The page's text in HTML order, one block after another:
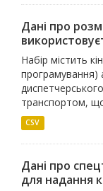
Дані про
Набір містить
програмування)
транспортом,
CSV
Дані про
для надання